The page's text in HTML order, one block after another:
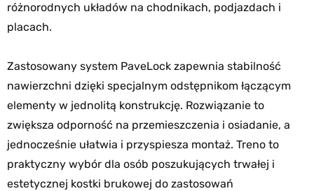
różnorodnych układów na chodnikach, podjazdach i
placach.
Zastosowany system PaveLock zapewnia stabilność
nawierzchni dzięki specjalnym odstępnikom łączącym
elementy w jednolitą konstrukcję. Rozwiązanie to
zwiększa odporność na przemieszczenia i osiadanie, a
jednocześnie ułatwia i przyspiesza montaż. Treno to
praktyczny wybór dla osób poszukujących trwałej i
estetycznej kostki brukowej do zastosowań